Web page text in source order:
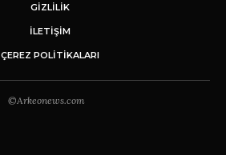
GİZLİLİK
İLETIŞIM
ÇEREZ POLITIKALARI
©Arkeonews.com